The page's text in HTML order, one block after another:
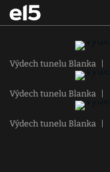
Výdech tunelu Blanka
Výdech tunelu Blanka
Výdech tunelu Blanka